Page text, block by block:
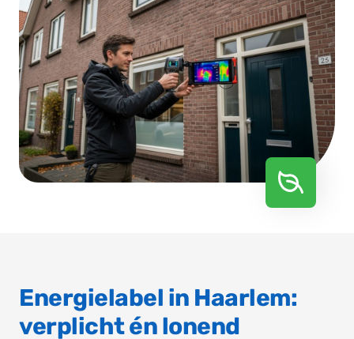
Energielabel in Haarlem:
verplicht én lonend